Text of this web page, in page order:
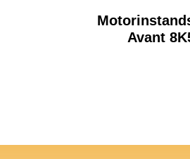
Avant